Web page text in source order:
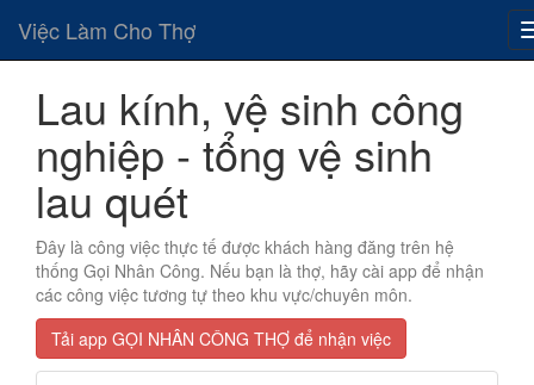
Việc Làm Cho Thợ
Lau kính, vệ sinh công
nghiệp - tổng vệ sinh
lau quét
Đây là công việc thực tế được khách hàng đăng trên hệ
thống Gọi Nhân Công. Nếu bạn là thợ, hãy cài app để nhận
các công việc tương tự theo khu vực/chuyên môn.
Tải app GỌI NHÂN CÔNG THỢ để nhận việc